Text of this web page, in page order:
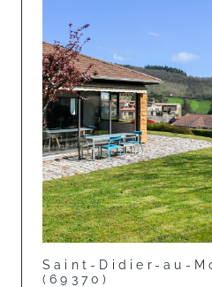
Saint-Didier-au-
(69370)